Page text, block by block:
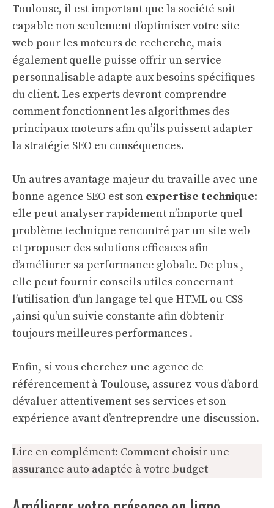
Toulouse, il est important que la société soit
capable non seulement d’optimiser votre site
web pour les moteurs de recherche, mais
également quelle puisse offrir un service
personnalisable adapte aux besoins spécifiques
du client. Les experts devront comprendre
comment fonctionnent les algorithmes des
principaux moteurs afin qu’ils puissent adapter
la stratégie SEO en conséquences.
Un autres avantage majeur du travaille avec une
bonne agence SEO est son expertise technique:
elle peut analyser rapidement n’importe quel
problème technique rencontré par un site web
et proposer des solutions efficaces afin
d’améliorer sa performance globale. De plus ,
elle peut fournir conseils utiles concernant
l’utilisation d’un langage tel que HTML ou CSS
,ainsi qu’un suivie constante afin d’obtenir
toujours meilleures performances .
Enfin, si vous cherchez une agence de
référencement à Toulouse, assurez-vous d’abord
dévaluer attentivement ses services et son
expérience avant d’entreprendre une discussion.
Lire en complément: Comment choisir une
assurance auto adaptée à votre budget